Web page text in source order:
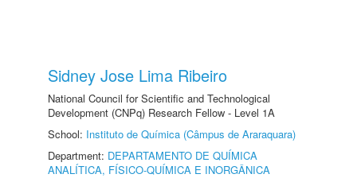
Sidney Jose Lima Ribeiro
National Council for Scientific and Technological
Development (CNPq) Research Fellow - Level 1A
School: Instituto de Química (Câmpus de Araraquara)
Department: DEPARTAMENTO DE QUÍMICA
ANALÍTICA, FÍSICO-QUÍMICA E INORGÂNICA